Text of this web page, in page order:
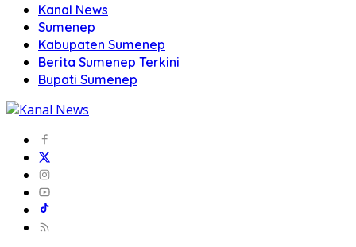
Kanal News
Sumenep
Kabupaten Sumenep
Berita Sumenep Terkini
Bupati Sumenep